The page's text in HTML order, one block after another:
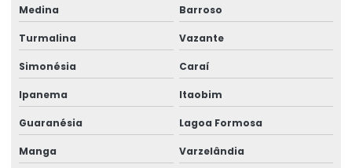
Perícia médica corporativa
Perícia médica para empresas
Perícia médica trabalhista
Medina Barroso
Turmalina Vazante
Simonésia Caraí
Ipanema Itaobim
Guaranésia Lagoa Formosa
Manga Varzelândia